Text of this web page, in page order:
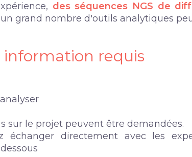
des séquences NGS de
grand nombre d'outils analytiques
information requis
sur le projet peuvent être demandées.
échanger directement avec les